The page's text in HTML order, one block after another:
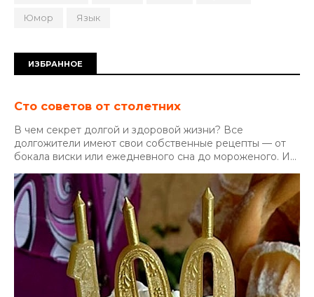
Юмор Язык
ИЗБРАННОЕ
Сто советов от столетних
В чем секрет долгой и здоровой жизни? Все
долгожители имеют свои собственные рецепты — от
бокала виски или ежедневного сна до мороженого. И...